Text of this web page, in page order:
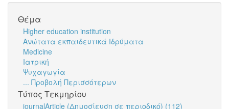
Θέμα
Higher education institution
Ανώτατα εκπαιδευτικά Ιδρύματα
Medicine
Ιατρική
Ψυχαγωγία
... Προβολή Περισσότερων
Τύπος Τεκμηρίου
journalArticle (Δημοσίευση σε περιοδικό) (112)